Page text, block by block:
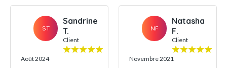
ST
Sandrine
T.
Client
Août 2024
NF
Natasha
F.
Client
Novembre 2021